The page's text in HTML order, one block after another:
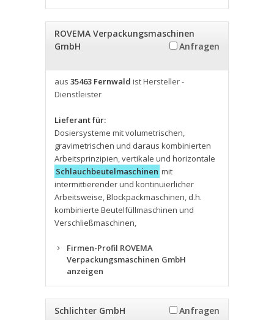
ROVEMA Verpackungsmaschinen
GmbH
Anfragen
aus 35463 Fernwald ist Hersteller -
Dienstleister
Lieferant für:
Dosiersysteme mit volumetrischen,
gravimetrischen und daraus kombinierten
Arbeitsprinzipien,vertikale und horizontale
Schlauchbeutelmaschinen mit
intermittierender und kontinuierlicher
Arbeitsweise,Blockpackmaschinen, d.h.
kombinierte Beutelfüllmaschinen und
Verschließmaschinen,
Firmen-Profil ROVEMA
Verpackungsmaschinen GmbH
anzeigen
Schlichter GmbH Anfragen